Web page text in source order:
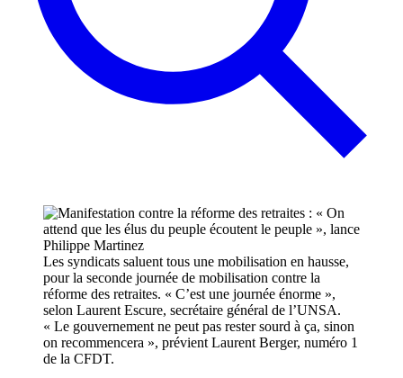
Les syndicats saluent tous une mobilisation en hausse,
pour la seconde journée de mobilisation contre la
réforme des retraites. « C’est une journée énorme »,
selon Laurent Escure, secrétaire général de l’UNSA.
« Le gouvernement ne peut pas rester sourd à ça, sinon
on recommencera », prévient Laurent Berger, numéro 1
de la CFDT.